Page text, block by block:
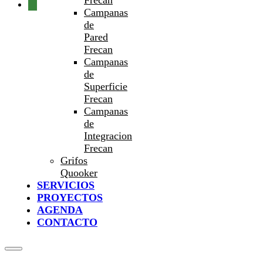
Campanas
de
Pared
Frecan
Campanas
de
Superficie
Frecan
Campanas
de
Integracion
Frecan
Grifos
Quooker
SERVICIOS
PROYECTOS
AGENDA
CONTACTO